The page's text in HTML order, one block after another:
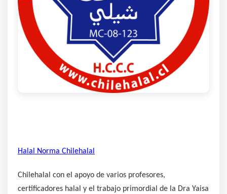
Halal Norma Chilehalal
Chilehalal con el apoyo de varios profesores,
certificadores halal y el trabajo primordial de la Dra Yaisa